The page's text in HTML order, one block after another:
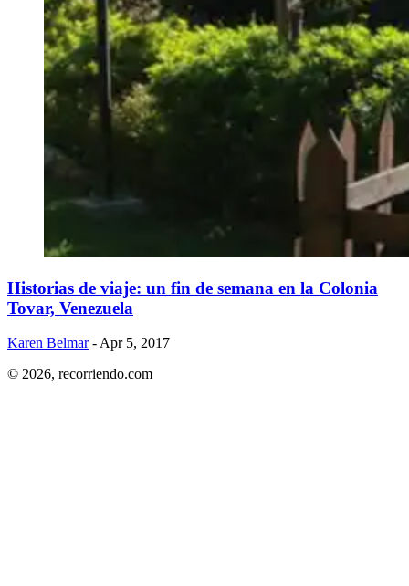
Historias de viaje: un fin de semana en la Colonia
Tovar, Venezuela
Karen Belmar - Apr 5, 2017
© 2026, recorriendo.com